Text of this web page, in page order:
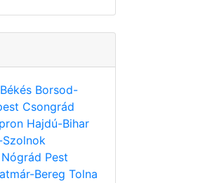
Békés Borsod-
Csongrád
Hajdú-Bihar
Nógrád Pest
Bereg Tolna